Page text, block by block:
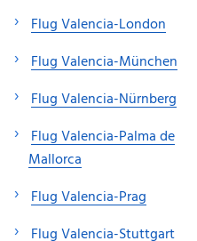
Flug Valencia-London
Flug Valencia-München
Flug Valencia-Nürnberg
Flug Valencia-Palma de
Mallorca
Flug Valencia-Prag
Flug Valencia-Stuttgart